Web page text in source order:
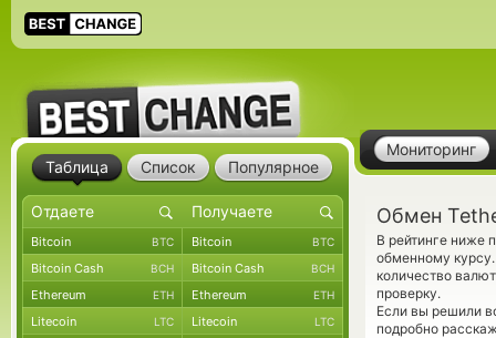
Мониторинг
Обмен
В рейтинге ниже
обменному
количество
проверку.
Если вы решили
подробно
Таблица Список Популярное
Bitcoin BTC Bitcoin BTC
Bitcoin Cash BCH Bitcoin Cash BCH
Ethereum ETH Ethereum ETH
Litecoin LTC Litecoin LTC